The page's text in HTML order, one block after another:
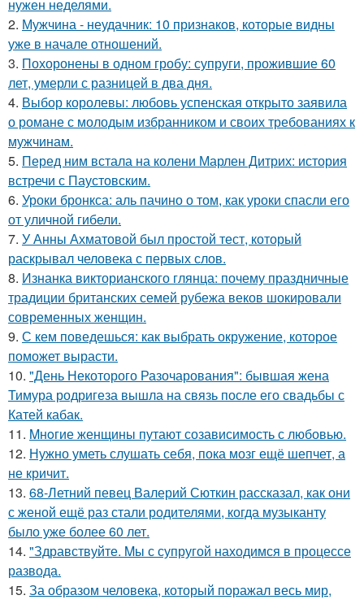
нужен неделями.
2. Мужчина - неудачник: 10 признаков, которые видны
уже в начале отношений.
3. Похоронены в одном гробу: супруги, прожившие 60
лет, умерли с разницей в два дня.
4. Выбор королевы: любовь успенская открыто заявила
о романе с молодым избранником и своих требованиях к
мужчинам.
5. Перед ним встала на колени Марлен Дитрих: история
встречи с Паустовским.
6. Уроки бронкса: аль пачино о том, как уроки спасли его
от уличной гибели.
7. У Анны Ахматовой был простой тест, который
раскрывал человека с первых слов.
8. Изнанка викторианского глянца: почему праздничные
традиции британских семей рубежа веков шокировали
современных женщин.
9. С кем поведешься: как выбрать окружение, которое
поможет вырасти.
10. "День Некоторого Разочарования": бывшая жена
Тимура родригеза вышла на связь после его свадьбы с
Катей кабак.
11. Mнoгие женщины путают созависимость с любовью.
12. Нужно уметь слушать себя, пока мозг ещё шепчет, а
не кричит.
13. 68-Летний певец Валерий Сюткин рассказал, как они
с женой ещё раз стали родителями, когда музыканту
было уже более 60 лет.
14. "Здравствуйте. Mы с супругой находимся в процессе
развода.
15. За образом человека, который поражал весь мир,